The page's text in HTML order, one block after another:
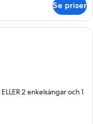
Se priser
väl upplyst rum med
2 enkelsängar och 1